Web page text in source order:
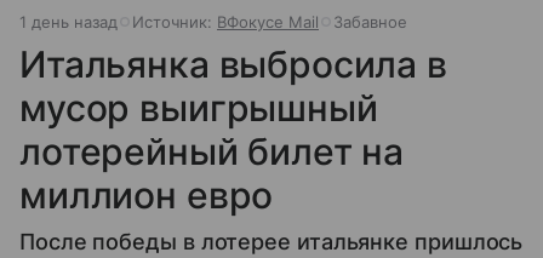
1 день назад Источник: ВФокусе Mail Забавное
Итальянка выбросила в
мусор выигрышный
лотерейный билет на
миллион евро
После победы в лотерее итальянке пришлось